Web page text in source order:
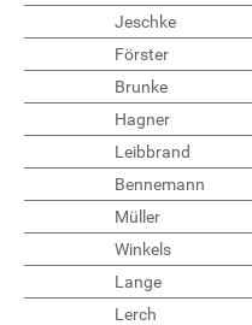
Jeschke
Förster
Brunke
Hagner
Leibbrand
Bennemann
Müller
Winkels
Lange
Lerch